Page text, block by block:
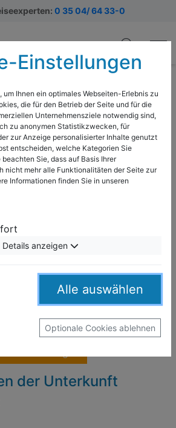
0 35 04/ 64 33-0
Barcelona Fira Gran Via liegt in
direkt an der Gran Via und
von der Fira de Barcelona Gran
Event-Locations Europas. Die
befindet sich 2 Minuten
allen Bereichen ist schnelles und
verfügbar. Neben einer Bar und
das Meininger auch über einen
(max. 4 Betten) sind
Gran Via Barcelonafinden Sie bei
Barcelona
der Unterkunft
Einstellungen
Ihnen ein optimales Webseiten-Erlebnis zu
die für den Betrieb der Seite und für die
Unternehmensziele notwendig sind,
zu anonymen Statistikzwecken, für
zur Anzeige personalisierter Inhalte genutzt
entscheiden, welche Kategorien Sie
Sie, dass auf Basis Ihrer
nicht mehr alle Funktionalitäten der Seite zur
Informationen finden Sie in unseren
Details anzeigen
Alle auswählen
Optionale Cookies ablehnen